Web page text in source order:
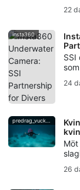
22
insta360
SSI
24
predrag_vuckovic
26